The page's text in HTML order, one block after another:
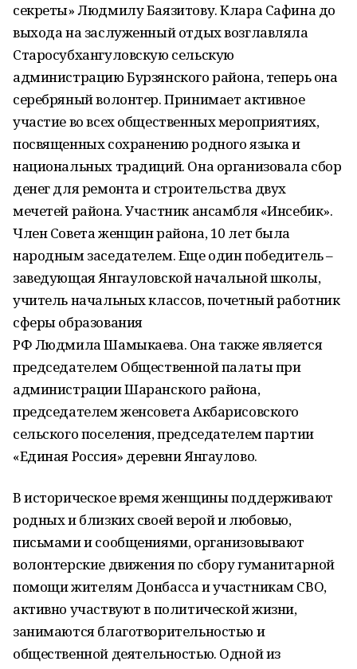
секреты» Людмилу Баязитову. Клара Сафина до
выхода на заслуженный отдых возглавляла
Старосубхангуловскую сельскую
администрацию Бурзянского района, теперь она
серебряный волонтер. Принимает активное
участие во всех общественных мероприятиях,
посвященных сохранению родного языка и
национальных традиций. Она организовала сбор
денег для ремонта и строительства двух
мечетей района. Участник ансамбля «Инсебикә».
Член Совета женщин района, 10 лет была
народным заседателем. Еще один победитель –
заведующая Янгауловской начальной школы,
учитель начальных классов, почетный работник
сферы образования
РФ Людмила Шамыкаева. Она также является
председателем Общественной палаты при
администрации Шаранского района,
председателем женсовета Акбарисовского
сельского поселения, председателем партии
«Единая Россия» деревни Янгаулово.
В историческое время женщины поддерживают
родных и близких своей верой и любовью,
письмами и сообщениями, организовывают
волонтерские движения по сбору гуманитарной
помощи жителям Донбасса и участникам СВО,
активно участвуют в политической жизни,
занимаются благотворительностью и
общественной деятельностью. Одной из